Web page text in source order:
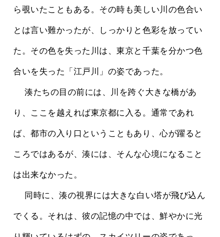
ら覗いたこともある。その時も美しい川の色合い
とは言い難かったが、しっかりと色彩を放ってい
た。その色を失った川は、東京と千葉を分かつ色
合いを失った「江戸川」の姿であった。
り、ここを越えれば東京都に入る。通常であれ
ば、都市の入り口ということもあり、心が躍ると
ころではあるが、湊には、そんな心境になること
は出来なかった。
でくる。それは、彼の記憶の中では、鮮やかに光